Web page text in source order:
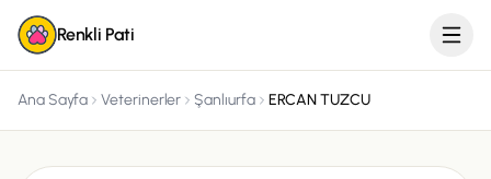
Renkli Pati
Ana Sayfa Veterinerler Şanlıurfa ERCAN TUZCU